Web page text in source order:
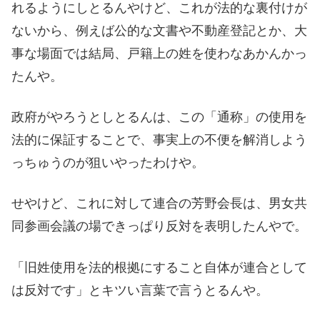
れるようにしとるんやけど、これが法的な裏付けが
ないから、例えば公的な文書や不動産登記とか、大
事な場面では結局、戸籍上の姓を使わなあかんかっ
たんや。
政府がやろうとしとるんは、この「通称」の使用を
法的に保証することで、事実上の不便を解消しよう
っちゅうのが狙いやったわけや。
せやけど、これに対して連合の芳野会長は、男女共
同参画会議の場できっぱり反対を表明したんやで。
「旧姓使用を法的根拠にすること自体が連合として
は反対です」とキツい言葉で言うとるんや。